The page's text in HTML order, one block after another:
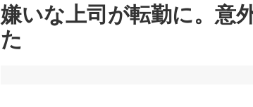
嫌いな上司が転勤に。意
た